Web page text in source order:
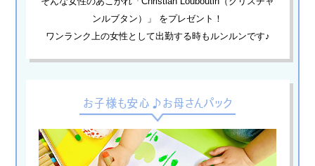
ンルブタン）」 をプレゼント！
ワンランク上の女性として出勤する時もルンルンです♪
お子様も安心♪お母さんパック